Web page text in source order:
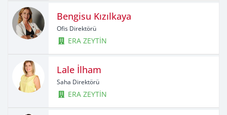
Bengisu Kızılkaya
Ofis Direktörü
ERA ZEYTİN
Lale İlham
Saha Direktörü
ERA ZEYTİN